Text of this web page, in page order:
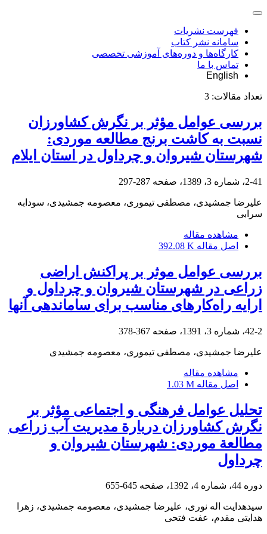
فهرست نشریات
سامانه نشر کتاب
کارگاه‌ها و دوره‌های آموزشی تخصصی
تماس با ما
English
تعداد مقالات: 3
بررسی عوامل مؤثر بر نگرش کشاورزان
نسبت به کاشت برنج مطالعه موردی:
شهرستان شیروان و چرداول در استان ایلام
2-41، شماره 3، 1389، صفحه 287-297
علیرضا جمشیدی، مصطفی تیموری، معصومه جمشیدی، سودابه
سرابی
مشاهده مقاله
اصل مقاله 392.08 K
بررسی عوامل موثر بر پراکنش اراضی
زراعی در شهرستان شیروان و چرداول و
ارایه راه‌کارهای مناسب برای ساماندهی آنها
42-2، شماره 3، 1391، صفحه 367-378
علیرضا جمشیدی، مصطفی تیموری، معصومه جمشیدی
مشاهده مقاله
اصل مقاله 1.03 M
تحلیل عوامل فرهنگی و اجتماعی مؤثر بر
نگرش کشاورزان دربارة مدیریت آب زراعی
مطالعة موردی: شهرستان شیروان و
چرداول
دوره 44، شماره 4، 1392، صفحه 645-655
سیدهدایت اله نوری، علیرضا جمشیدی، معصومه جمشیدی، زهرا
هدایتی مقدم، عفت فتحی